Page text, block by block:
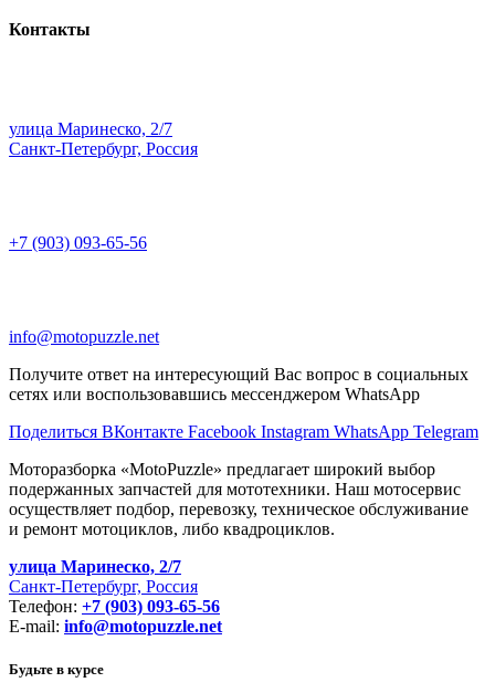
Контакты
улица Маринеско, 2/7
Санкт-Петербург, Россия
+7 (903) 093-65-56
info@motopuzzle.net
Получите ответ на интересующий Вас вопрос в социальных
сетях или воспользовавшись мессенджером WhatsApp
Поделиться ВКонтакте Facebook Instagram WhatsApp Telegram
Моторазборка «MotoPuzzle» предлагает широкий выбор
подержанных запчастей для мототехники. Наш мотосервис
осуществляет подбор, перевозку, техническое обслуживание
и ремонт мотоциклов, либо квадроциклов.
улица Маринеско, 2/7
Санкт-Петербург, Россия
Телефон: +7 (903) 093-65-56
E-mail: info@motopuzzle.net
Будьте в курсе